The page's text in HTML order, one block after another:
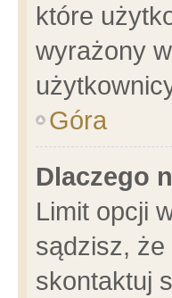
które
wyrażony
Góra
Dlaczego
Limit opcji
sądzisz,
skontaktuj